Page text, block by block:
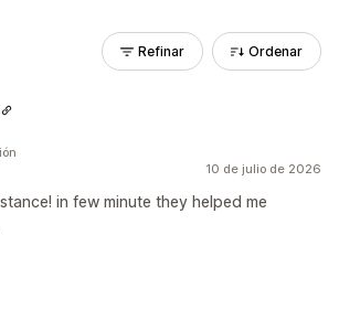
Refinar Ordenar
10 de julio de 2026
in few minute they helped me